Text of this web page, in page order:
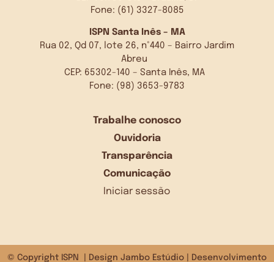
Fone: (61) 3327-8085
ISPN Santa Inês – MA
Rua 02, Qd 07, lote 26, n°440 – Bairro Jardim
Abreu
CEP: 65302-140 – Santa Inês, MA
Fone: (98) 3653-9783
Trabalhe conosco
Ouvidoria
Transparência
Comunicação
Iniciar sessão
© Copyright ISPN | Design Jambo Estúdio | Desenvolvimento